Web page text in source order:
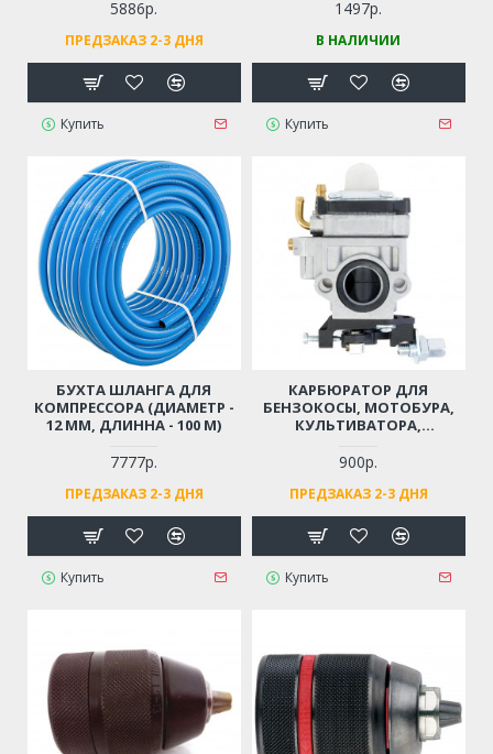
5886р.
ПРЕДЗАКАЗ 2-3 ДНЯ
Купить
ПУШЕК
1497р.
В НАЛИЧИИ
Купить
БУХТА ШЛАНГА ДЛЯ
КОМПРЕССОРА (ДИАМЕТР -
12 ММ, ДЛИННА - 100 М)
7777р.
ПРЕДЗАКАЗ 2-3 ДНЯ
Купить
КАРБЮРАТОР ДЛЯ
БЕНЗОКОСЫ, МОТОБУРА,
КУЛЬТИВАТОРА,
СМ3, 56 СМ3, 62 СМ3
(ДВИГАТЕЛЬ 1E40F, 1E44F, 2-
Х ТАКТНЫЙ)
900р.
ПРЕДЗАКАЗ 2-3 ДНЯ
Купить